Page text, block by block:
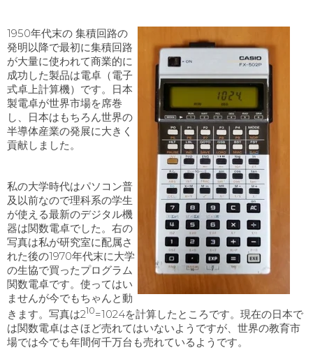
1950年代末の 集積回路の
発明以降で最初に集積回路
が大量に使われて商業的に
成功した製品は電卓（電子
式卓上計算機）です。日本
製電卓が世界市場を席巻
し、日本はもちろん世界の
半導体産業の発展に大きく
貢献しました。
私の大学時代はパソコン普
及以前なので理科系の学生
が使える最新のデジタル機
器は関数電卓でした。右の
写真は私が研究室に配属さ
れた後の1970年代末に大学
の生協で買ったプログラム
関数電卓です。使ってはい
ませんが今でもちゃんと動
きます。写真は210=1024を計算したところです。現在の日本で
は関数電卓はさほど売れてはいないようですが、世界の教育市
場では今でも年間何千万台も売れているようです。